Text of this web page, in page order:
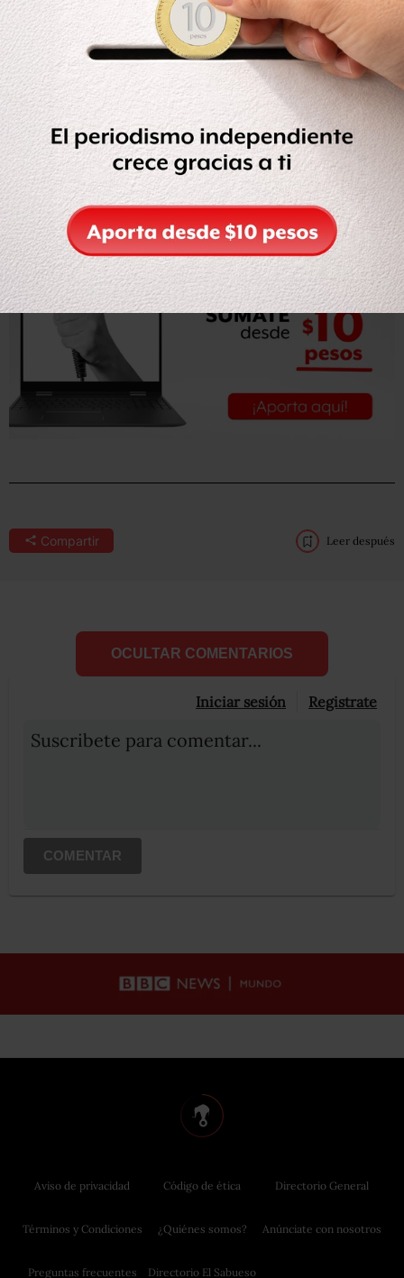
Al final de este año,el Congreso de la Unión reporta una
importante agenda de pendientes, pues también dejó
para después la reforma política, rechazada en su parte
sustancial por la Cámara de Diputados y avalada en un
principio por el Senado.
Leer nota completa enEl Universal
Compartir Leer después
OCULTAR COMENTARIOS
Iniciar sesión Registrate
Suscribete para comentar...
COMENTAR
Aviso de privacidad
Términos y Condiciones
Preguntas frecuentes
Código de ética
¿Quiénes somos?
Directorio El Sabueso
Directorio General
Anúnciate con nosotros